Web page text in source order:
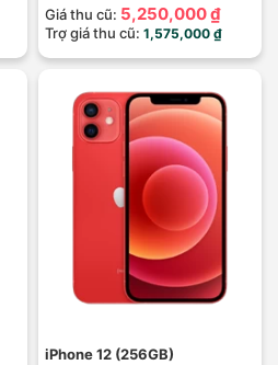
Giá thu cũ: 5,250,000 ₫
Trợ giá thu cũ: 1,575,000 ₫
iPhone 12 (256GB)